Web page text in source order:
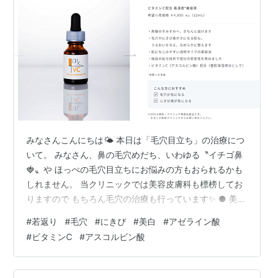
みなさんこんにちは🌤 本日は「毛穴目立ち」の治療につ
いて。 みなさん、鼻の毛穴めだち、いわゆる〝イチゴ鼻
🍓〟や ほっぺの毛穴目立ちにお悩みの方もおられるかも
しれません。 当クリニックでは美容皮膚科も標榜してお
りますので もちろん毛穴の治療も行っています✨ ● 美容
の２種類があります💨 ● 美容液治療として ❶ビタミンＣ
❷アゼライン酸 ❸レチノイド また、美容液を用いた専門
治療としてセラピューティック があります。 ● レーザー
などの器具を用いた治療として ❶ケミカルピーリング ❷
#若返り #毛穴 #にきび #美白 #アゼライン酸
#ビタミンC #アスコルビン酸